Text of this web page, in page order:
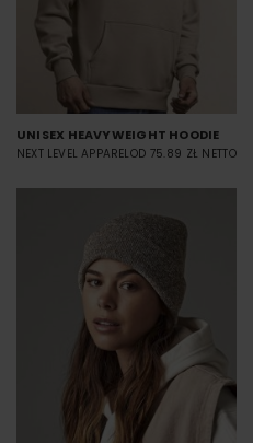
UNISEX HEAVYWEIGHT HOODIE
NEXT LEVEL APPARELOD 75.89 ZŁ NETTO